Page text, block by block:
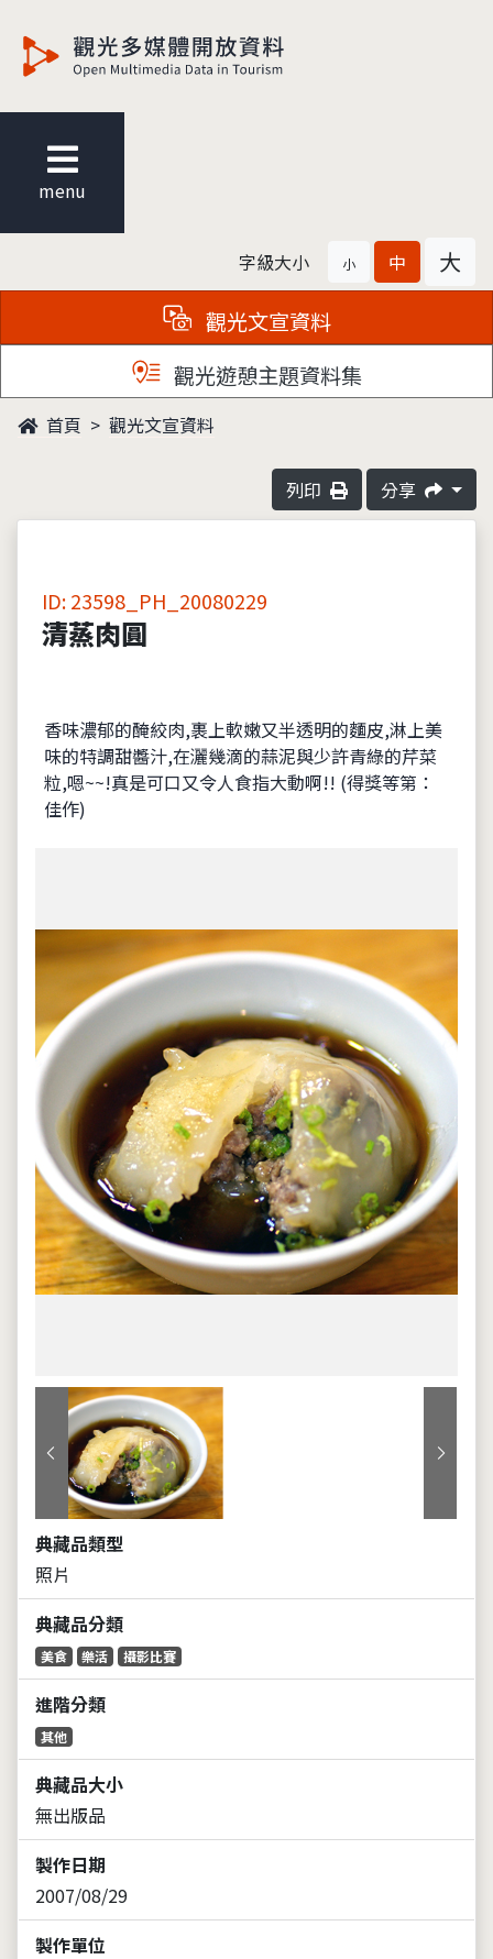
menu
字級大小 小 中 大
觀光文宣資料
觀光遊憩主題資料集
首頁 觀光文宣資料
列印 分享
ID: 23598_PH_20080229
清蒸肉圓
香味濃郁的醃絞肉,裹上軟嫩又半透明的麵皮,淋上美
味的特調甜醬汁,在灑幾滴的蒜泥與少許青綠的芹菜
粒,嗯~~!真是可口又令人食指大動啊!! (得獎等第：
佳作)
上一張 下一張
典藏品類型
照片
典藏品分類
美食 樂活 攝影比賽
進階分類
其他
典藏品大小
無出版品
製作日期
2007/08/29
製作單位